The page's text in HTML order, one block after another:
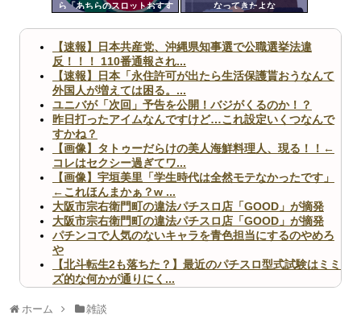
ら「あちらのスロットおすす
んだが
なってきたよな
ツー
【速報】日本共産党、沖縄県知事選で公職選挙法違
反！！！ 110番通報され...
【速報】日本「永住許可が出たら生活保護貰おうなんて
外国人が増えては困る。...
ユニバが「次回」予告を公開！バジがくるのか！？
昨日打ったアイムなんですけど…これ設定いくつなんで
すかね？
【画像】タトゥーだらけの美人海鮮料理人、現る！！←
コレはセクシー過ぎてワ...
【画像】宇垣美里「学生時代は全然モテなかったです」
←これほんまかぁ？w ...
大阪市宗右衛門町の違法パチスロ店「GOOD」が摘発
大阪市宗右衛門町の違法パチスロ店「GOOD」が摘発
パチンコで人気のないキャラを青色担当にするのやめろ
や
【北斗転生2も落ちた？】最近のパチスロ型式試験はミミ
ズ的な何かが通りにく...
いヤバいか教えて？...
ホーム 雑談